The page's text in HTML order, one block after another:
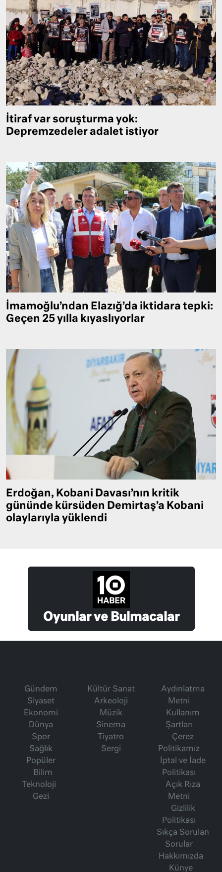
İtiraf var soruşturma yok:
Depremzedeler adalet istiyor
İmamoğlu’ndan Elazığ’da iktidara tepki:
Geçen 25 yılla kıyaslıyorlar
Erdoğan, Kobani Davası’nın kritik
gününde kürsüden Demirtaş’a Kobani
olaylarıyla yüklendi
Oyunlar ve Bulmacalar
Gündem
Siyaset
Ekonomi
Dünya
Spor
Sağlık
Popüler
Bilim
Teknoloji
Gezi
Kültür Sanat
Arkeoloji
Müzik
Sinema
Tiyatro
Sergi
Aydınlatma
Metni
Kullanım
Şartları
Çerez
Politikamız
İptal ve İade
Politikası
Açık Rıza
Metni
Gizlilik
Politikası
Sıkça Sorulan
Sorular
Hakkımızda
Künye